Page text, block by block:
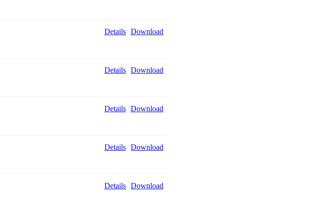
Download
Details
Download
Details
Download
Details
Download
Details
Download
Details